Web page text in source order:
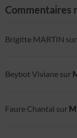
Commentaires
Brigitte MARTIN sur
Beybot Viviane sur
Faure Chantal sur